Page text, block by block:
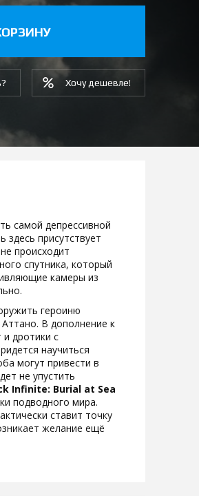
Хочу дешевле!
самой депрессивной
присутствует
происходит
спутника, который
камеры из
героиню
В дополнение к
дротики с
научиться
могут привести в
не упустить
Infinite: Burial at Sea
подводного мира.
ставит точку
желание ещё